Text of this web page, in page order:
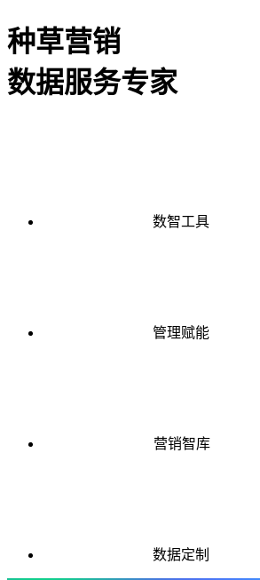
种草营销
数据服务专家
数智工具
管理赋能
营销智库
数据定制